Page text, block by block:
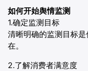
如何开始舆情监测
1.确定监测目标
清晰明确的监测目标
在。
2.了解消费者满意度